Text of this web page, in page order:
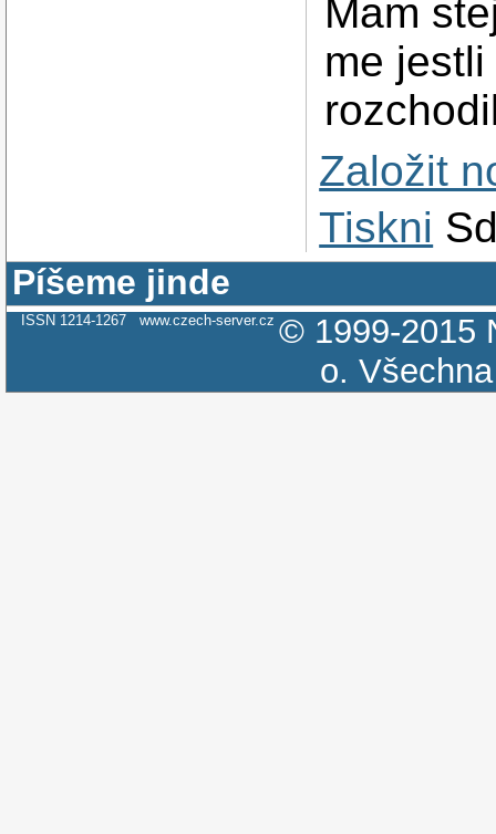
Mam
me
Založit
Tiskni
Píšeme jinde
ISSN 1214-1267 www.czech-server.cz © 1999-2015
o.